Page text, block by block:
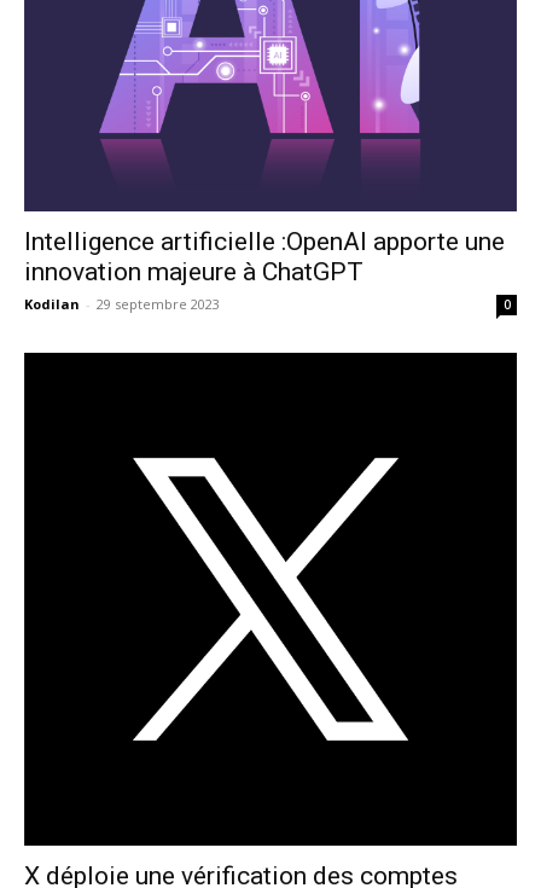
Intelligence artificielle :OpenAI apporte une
innovation majeure à ChatGPT
Kodilan - 29 septembre 2023 0
X déploie une vérification des comptes